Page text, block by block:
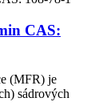
CAS:
(MFR) je
sádrových